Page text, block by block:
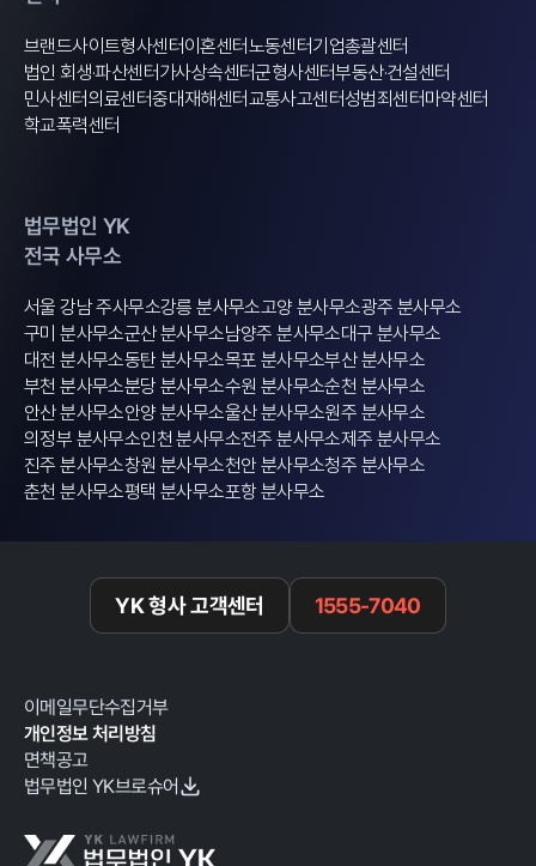
브랜드사이트형사센터이혼센터노동센터기업총괄센터
법인 회생·파산센터가사상속센터군형사센터부동산·건설센터
민사센터의료센터중대재해센터교통사고센터성범죄센터마약센터
학교폭력센터
법무법인 YK
전국 사무소
서울 강남 주사무소강릉 분사무소고양 분사무소광주 분사무소
구미 분사무소군산 분사무소남양주 분사무소대구 분사무소
대전 분사무소동탄 분사무소목포 분사무소부산 분사무소
부천 분사무소분당 분사무소수원 분사무소순천 분사무소
안산 분사무소안양 분사무소울산 분사무소원주 분사무소
의정부 분사무소인천 분사무소전주 분사무소제주 분사무소
진주 분사무소창원 분사무소천안 분사무소청주 분사무소
춘천 분사무소평택 분사무소포항 분사무소
YK 형사 고객센터 1555-7040
이메일무단수집거부
개인정보 처리방침
면책공고
법무법인 YK브로슈어